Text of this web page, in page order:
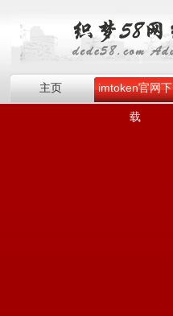
主页 imtoken官网下
载